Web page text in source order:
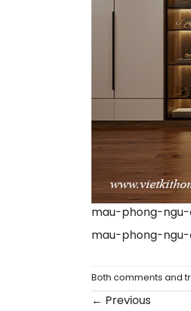
mau-phong-
mau-phong-
Both comments and
← Previous